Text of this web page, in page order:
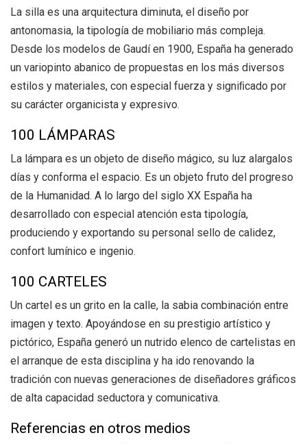
La silla es una arquitectura diminuta, el diseño por
antonomasia, la tipología de mobiliario más compleja.
Desde los modelos de Gaudí en 1900, España ha generado
un variopinto abanico de propuestas en los más diversos
estilos y materiales, con especial fuerza y signiﬁcado por
su carácter organicista y expresivo.
100 LÁMPARAS
La lámpara es un objeto de diseño mágico, su luz alargalos
días y conforma el espacio. Es un objeto fruto del progreso
de la Humanidad. A lo largo del siglo XX España ha
desarrollado con especial atención esta tipología,
produciendo y exportando su personal sello de calidez,
confort lumínico e ingenio.
100 CARTELES
Un cartel es un grito en la calle, la sabia combinación entre
imagen y texto. Apoyándose en su prestigio artístico y
pictórico, España generó un nutrido elenco de cartelistas en
el arranque de esta disciplina y ha ido renovando la
tradición con nuevas generaciones de diseñadores gráficos
de alta capacidad seductora y comunicativa.
Referencias en otros medios